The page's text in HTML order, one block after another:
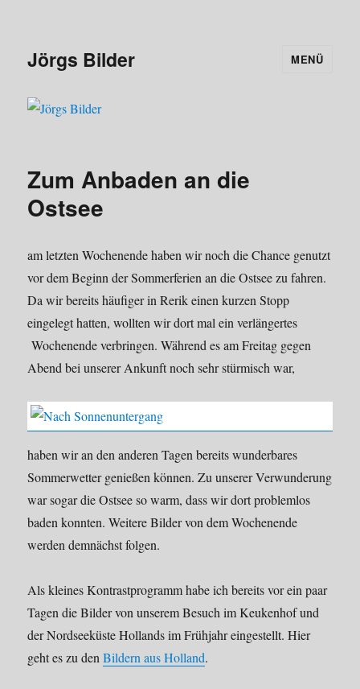
Jörgs Bilder MENÜ
Zum Anbaden an die
Ostsee
am letzten Wochenende haben wir noch die Chance genutzt
vor dem Beginn der Sommerferien an die Ostsee zu fahren.
Da wir bereits häufiger in Rerik einen kurzen Stopp
eingelegt hatten, wollten wir dort mal ein verlängertes
Wochenende verbringen. Während es am Freitag gegen
Abend bei unserer Ankunft noch sehr stürmisch war,
haben wir an den anderen Tagen bereits wunderbares
Sommerwetter genießen können. Zu unserer Verwunderung
war sogar die Ostsee so warm, dass wir dort problemlos
baden konnten. Weitere Bilder von dem Wochenende
werden demnächst folgen.
Als kleines Kontrastprogramm habe ich bereits vor ein paar
Tagen die Bilder von unserem Besuch im Keukenhof und
der Nordseeküste Hollands im Frühjahr eingestellt. Hier
geht es zu denBildern aus Holland.